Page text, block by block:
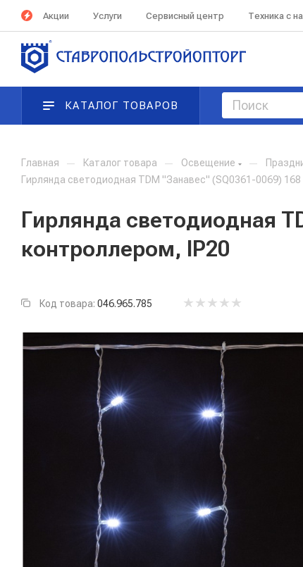
Акции Услуги Сервисный центр Техника с
КАТАЛОГ ТОВАРОВ
Главная — Каталог товара — Освещение —
Гирлянда светодиодная TDM "Занавес" (SQ0361-0069)
Гирлянда светодиодная
контроллером, IP20
Код товара: 046.965.785